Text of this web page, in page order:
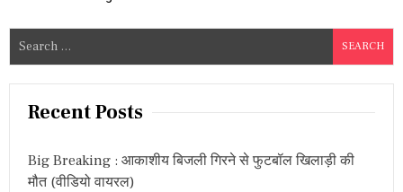
ओ
वै
क
हे
a
Recent Posts
Big Breaking : आकाशीय बिजली गिरने से फुटबॉल खिलाड़ी की
मौत (वीडियो वायरल)